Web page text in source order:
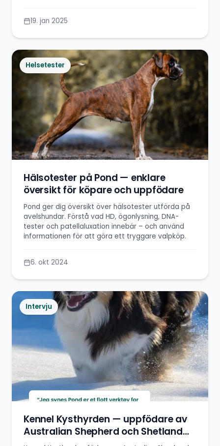
19. jan 2025
Helsetester
Hälsotester på Pond — enklare
översikt för köpare och uppfödare
Pond ger dig översikt över hälsotester utförda på
avelshundar. Förstå vad HD, ögonlysning, DNA-
tester och patellaluxation innebär – och använd
informationen för att göra ett tryggare valpköp.
6. okt 2024
Intervju
Kennel Kysthyrden — uppfödare av
Australian Shepherd och Shetland